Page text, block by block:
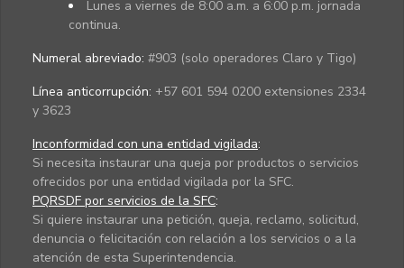
Lunes a viernes de 8:00 a.m. a 6:00 p.m. jornada
continua.
Numeral abreviado: #903 (solo operadores Claro y Tigo)
Línea anticorrupción: +57 601 594 0200 extensiones 2334
y 3623
Inconformidad con una entidad vigilada:
Si necesita instaurar una queja por productos o servicios
ofrecidos por una entidad vigilada por la SFC.
PQRSDF por servicios de la SFC:
Si quiere instaurar una petición, queja, reclamo, solicitud,
denuncia o felicitación con relación a los servicios o a la
atención de esta Superintendencia.